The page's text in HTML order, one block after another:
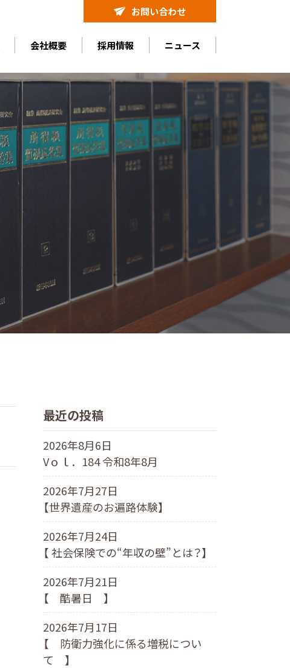
会社概要 採用情報 ニュース
お問い合わせ
最近の投稿
2026年8月6日
Vｏｌ．184 令和8年8月
2026年7月27日
【世界遺産のお遍路体験】
2026年7月24日
【 社会保険での“年収の壁”とは？】
2026年7月21日
【 酷暑日 】
2026年7月17日
【 防衛力強化に係る増税につい
て 】